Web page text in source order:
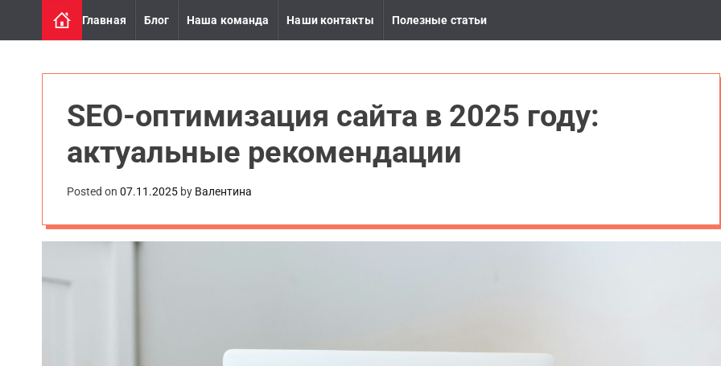
c
Главная Блог Наша команда Наши контакты Полезные статьи
SEO-оптимизация сайта в 2025 году:
актуальные рекомендации
Posted on 07.11.2025 by Валентина